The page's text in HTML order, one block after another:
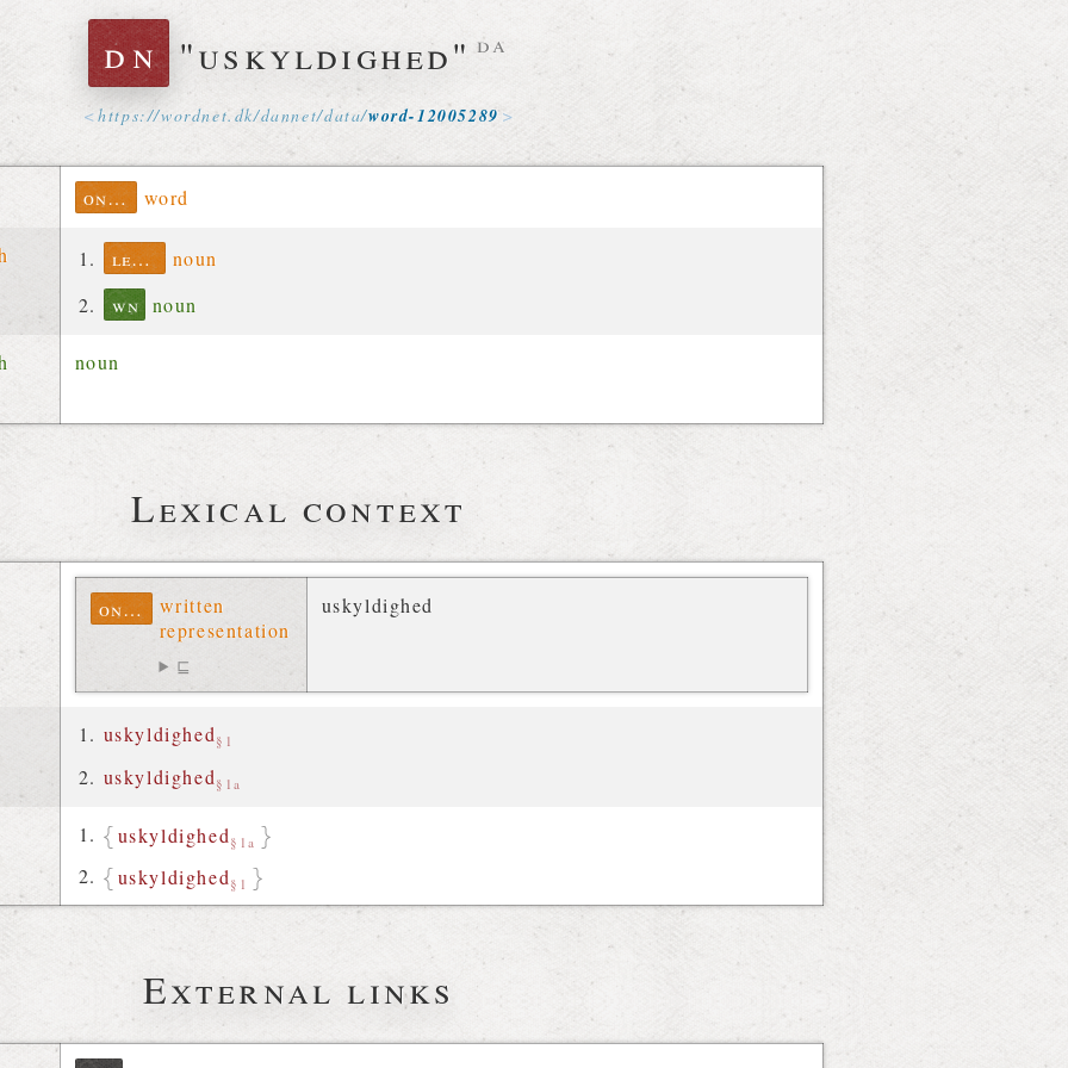
dn "uskyldighed" da
https://wordnet. dk/dannet/data/word-12005289
ontolex word
lexinfo
noun
wn noun
noun
Lexical context
ontolex
written
representation
⊑
uskyldighed
uskyldighed §1
uskyldighed §1a
uskyldighed §1a
uskyldighed §1
External links